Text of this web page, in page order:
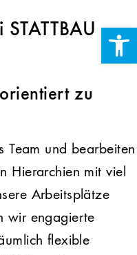
zu
Team und bearbeiten
Hierarchien mit viel
Arbeitsplätze
wir engagierte
flexible